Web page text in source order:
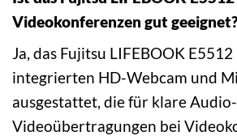
Videokonferenzen gut geeignet?
Ja, das Fujitsu LIFEBOOK
integrierten HD-Webcam und
ausgestattet, die für klare
Videoübertragungen bei